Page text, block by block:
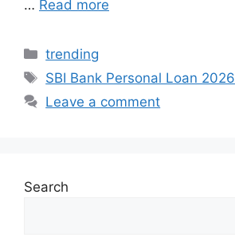
… Read more
Categories
trending
Tags
SBI Bank Personal Loan 2026
Leave a comment
Search